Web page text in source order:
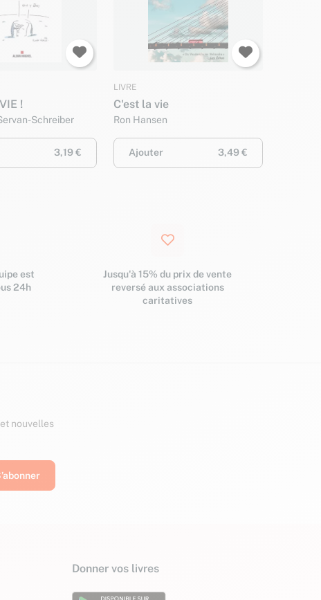
!
Schreiber
3,19 €
LIVRE
C'est la vie
Ron Hansen
Ajouter 3,49 €
est
24h
Jusqu'à 15% du prix de vente
reversé aux associations
caritatives
nouvelles
Donner vos livres